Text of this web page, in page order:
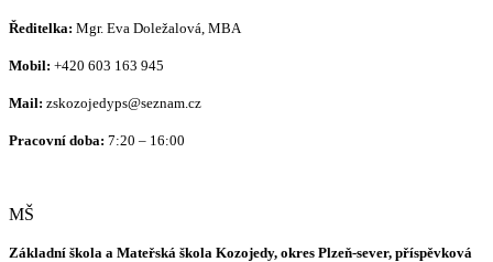
Ředitelka: Mgr. Eva Doležalová, MBA
Mobil: +420 603 163 945
Mail: zskozojedyps@seznam.cz
Pracovní doba: 7:20 – 16:00
MŠ
Základní škola a Mateřská škola Kozojedy, okres Plzeň-sever, příspěvková